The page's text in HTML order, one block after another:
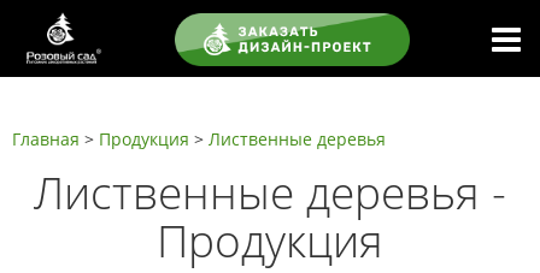
Главная > Продукция > Листвeнныe дeрeвья
Листвeнныe дeрeвья -
Продукция